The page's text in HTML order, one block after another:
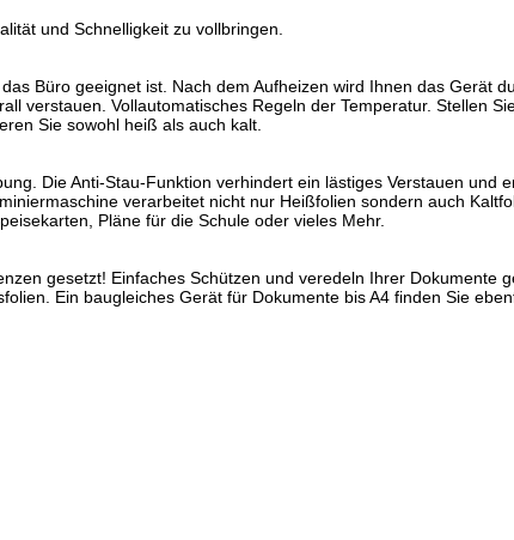
und Schnelligkeit zu vollbringen.
Büro geeignet ist. Nach dem Aufheizen wird Ihnen das Gerät
verstauen. Vollautomatisches Regeln der Temperatur. Stellen
Sie sowohl heiß als auch kalt.
Die Anti-Stau-Funktion verhindert ein lästiges Verstauen und
verarbeitet nicht nur Heißfolien sondern auch
Pläne für die Schule oder vieles Mehr.
gesetzt! Einfaches Schützen und veredeln Ihrer Dokumente
Ein baugleiches Gerät für Dokumente bis A4 finden Sie